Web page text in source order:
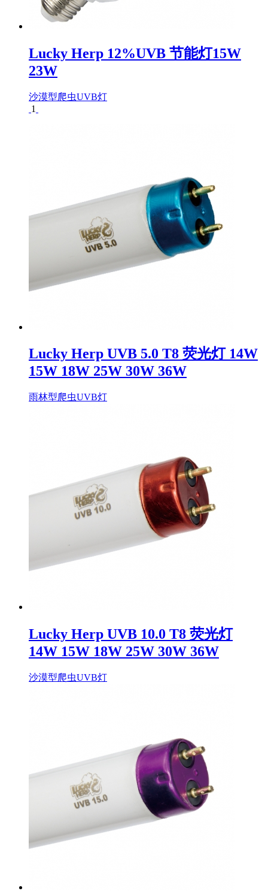
Lucky Herp 12%UVB 节能灯15W
23W
沙漠型爬虫UVB灯
1
Lucky Herp UVB 5.0 T8 荧光灯 14W
15W 18W 25W 30W 36W
雨林型爬虫UVB灯
Lucky Herp UVB 10.0 T8 荧光灯
14W 15W 18W 25W 30W 36W
沙漠型爬虫UVB灯